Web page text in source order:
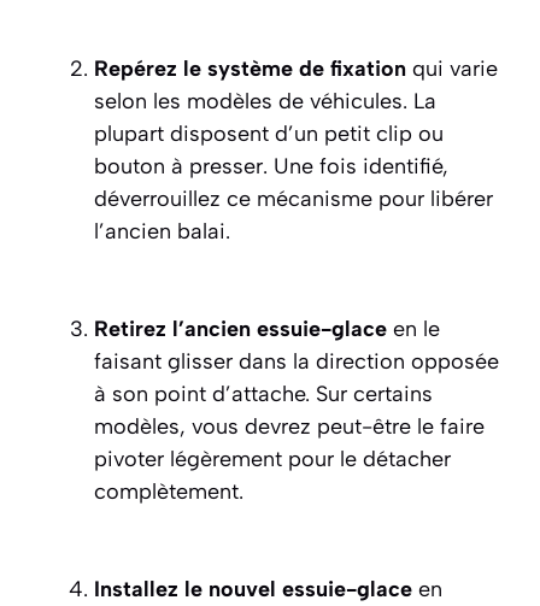
Repérez le système de fixation qui varie
selon les modèles de véhicules. La
plupart disposent d’un petit clip ou
bouton à presser. Une fois identifié,
déverrouillez ce mécanisme pour libérer
l’ancien balai.
Retirez l’ancien essuie-glace en le
faisant glisser dans la direction opposée
à son point d’attache. Sur certains
modèles, vous devrez peut-être le faire
pivoter légèrement pour le détacher
complètement.
Installez le nouvel essuie-glace en